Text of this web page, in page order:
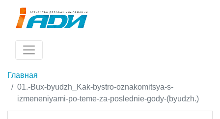
Главная
01.-Bux-byudzh_Kak-bystro-oznakomitsya-s-
izmeneniyami-po-teme-za-poslednie-gody-(byudzh.)